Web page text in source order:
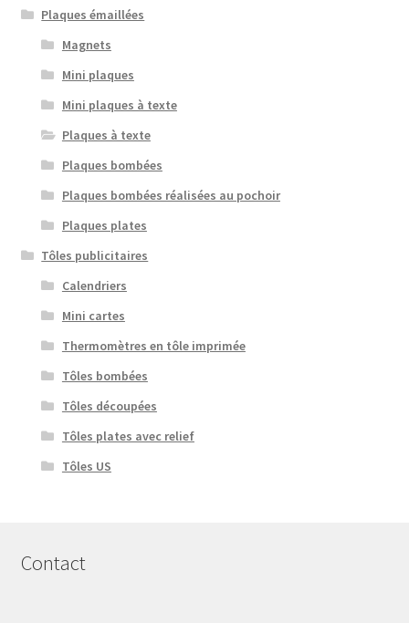
Plaques émaillées
Magnets
Mini plaques
Mini plaques à texte
Plaques à texte
Plaques bombées
Plaques bombées réalisées au pochoir
Plaques plates
Tôles publicitaires
Calendriers
Mini cartes
Thermomètres en tôle imprimée
Tôles bombées
Tôles découpées
Tôles plates avec relief
Tôles US
Contact